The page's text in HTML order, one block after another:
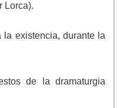
Lorca).
la existencia, durante la
de la dramaturgia